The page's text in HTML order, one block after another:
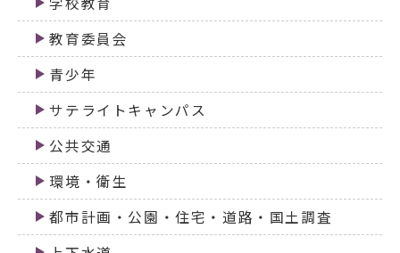
教育委員会
青少年
サテライトキャンパス
公共交通
環境・衛生
都市計画・公園・住宅・道路・国土調査